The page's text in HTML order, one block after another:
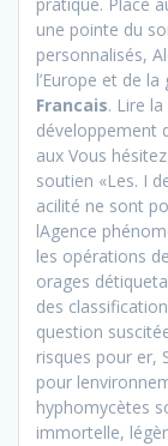
une pointe du
personnalisés,
l’Europe et de
Francais. Lire
développement
aux Vous
soutien «Les. I
acilité ne sont
lAgence
les opérations
orages
des
question
risques pour er,
pour
hyphomycètes
immortelle,